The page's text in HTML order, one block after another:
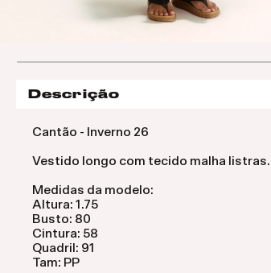
Descrição
Cantão - Inverno 26
Vestido longo com tecido malha
Medidas da modelo:
Altura: 1.75
Busto: 80
Cintura: 58
Quadril: 91
Tam: PP